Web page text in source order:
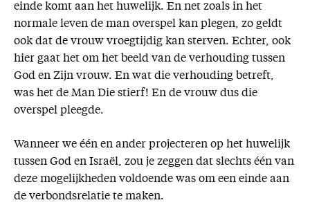
einde komt aan het huwelijk. En net zoals in het
normale leven de man overspel kan plegen, zo geldt
ook dat de vrouw vroegtijdig kan sterven. Echter, ook
hier gaat het om het beeld van de verhouding tussen
God en Zijn vrouw. En wat die verhouding betreft,
was het de Man Die stierf! En de vrouw dus die
overspel pleegde.
Wanneer we één en ander projecteren op het huwelijk
tussen God en Israël, zou je zeggen dat slechts één van
deze mogelijkheden voldoende was om een einde aan
de verbondsrelatie te maken.